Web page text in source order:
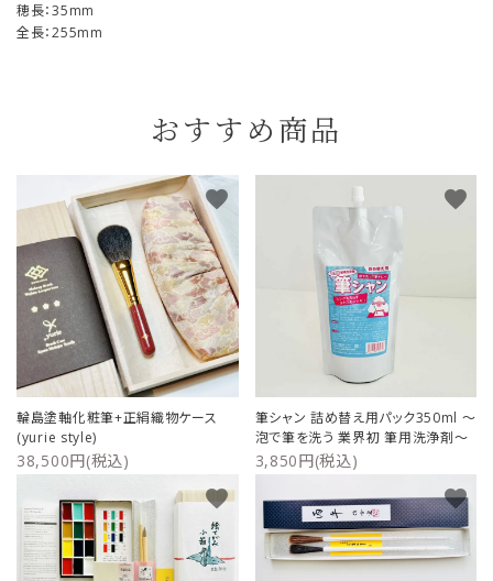
穂長：35mm
全長：255mm
おすすめ商品
輪島塗軸化粧筆+正絹織物ケース
(yurie style)
38,500円(税込)
favorite
筆シャン 詰め替え用パック350ml ～
泡で筆を洗う 業界初 筆用洗浄剤～
3,850円(税込)
favorite
favorite favorite